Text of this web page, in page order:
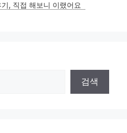
, 직접 해보니 이랬어요
검색